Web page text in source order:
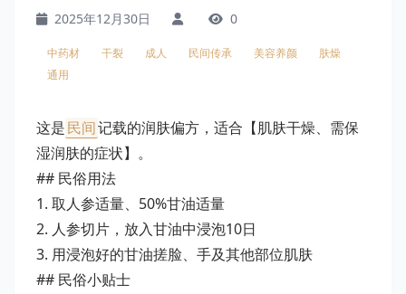
2025年12月30日 0
中药材 干裂 成人 民间传承 美容养颜
肤燥
通用
这是民间记载的润肤偏方，适合【肌肤干燥、需保
湿润肤的症状】。
## 民俗用法
1. 取人参适量、50%甘油适量
2. 人参切片，放入甘油中浸泡10日
3. 用浸泡好的甘油搓脸、手及其他部位肌肤
## 民俗小贴士